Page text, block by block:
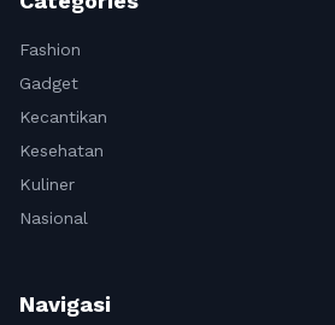
Fashion
Gadget
Kecantikan
Kesehatan
Kuliner
Nasional
Navigasi